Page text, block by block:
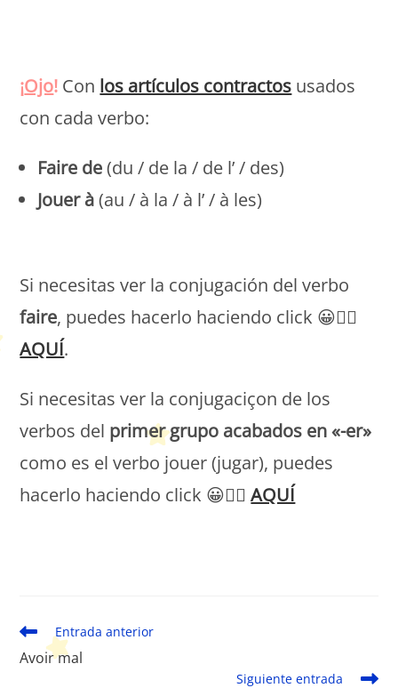
¡Ojo! Con los artículos contractos usados
con cada verbo:
Faire de(du / de la / de l’ / des)
Jouer à(au / à la / à l’ / à les)
Si necesitas ver la conjugación del verbo
faire, puedes hacerlo haciendo click 😀👉🏻
AQUÍ.
Si necesitas ver la conjugaciçon de los
verbos del primer grupo acabados en «-er»
como es el verbo jouer (jugar), puedes
hacerlo haciendo click 😀👉🏻AQUÍ
Leer
artículos
Entrada anterior
Avoir mal
Siguiente entrada